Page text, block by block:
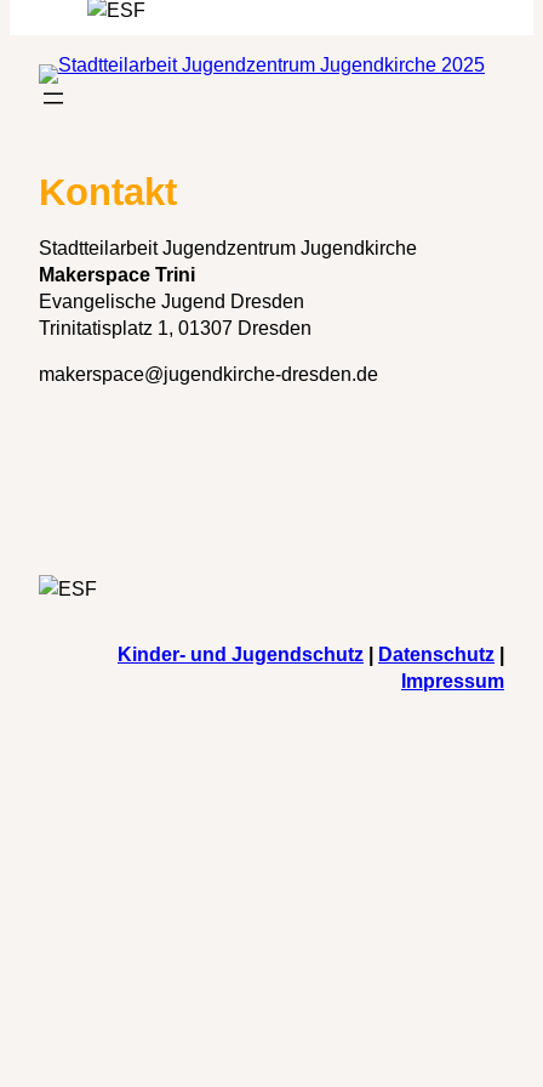
springen
Kontakt
Stadtteilarbeit Jugendzentrum Jugendkirche
Makerspace Trini
Evangelische Jugend Dresden
Trinitatisplatz 1, 01307 Dresden
makerspace@jugendkirche-dresden.de
Kinder- und Jugendschutz | Datenschutz |
Impressum